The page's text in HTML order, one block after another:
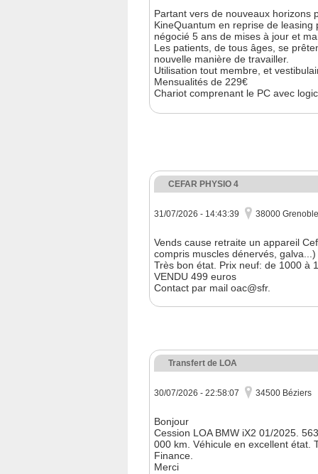
Partant vers de nouveaux horizons
KineQuantum en reprise de leasing
négocié 5 ans de mises à jour et
Les patients, de tous âges, se
nouvelle manière de travailler.
Utilisation tout membre, et
Mensualités de 229€
Chariot comprenant le PC avec
CEFAR PHYSIO 4
31/07/2026 - 14:43:39 38000 Grenoble
Vends cause retraite un appareil
compris muscles dénervés, galva...)
Très bon état. Prix neuf: de 1000 à
VENDU 499 euros
Contact par mail oac@sfr.
Transfert de LOA
30/07/2026 - 22:58:07 34500 Béziers
Bonjour
Cession LOA BMW iX2 01/2025.
000 km. Véhicule en excellent état.
Finance.
Merci